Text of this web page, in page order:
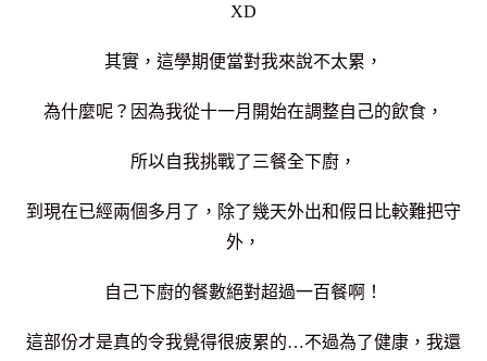
XD
其實，這學期便當對我來說不太累，
為什麼呢？因為我從十一月開始在調整自己的飲食，
所以自我挑戰了三餐全下廚，
到現在已經兩個多月了，除了幾天外出和假日比較難把守
外，
自己下廚的餐數絕對超過一百餐啊！
這部份才是真的令我覺得很疲累的…不過為了健康，我還